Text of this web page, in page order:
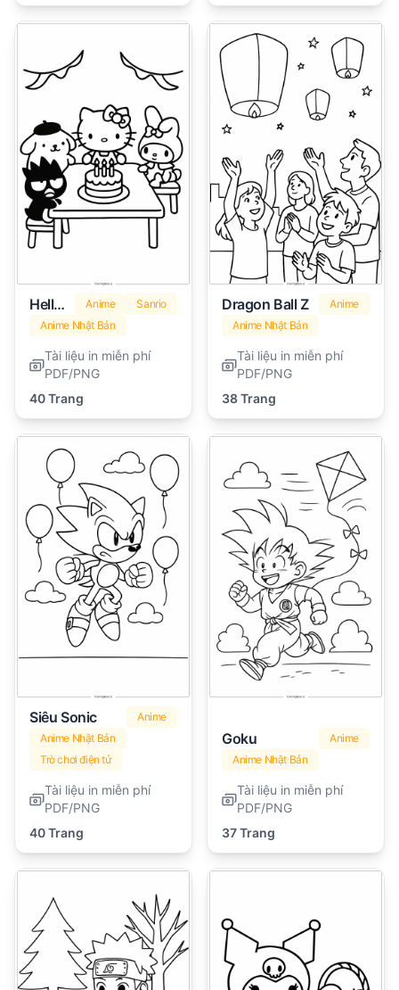
Hello Kitty Và Bạn Bè Anime
Sanrio
Anime Nhật Bản
Tài liệu in miễn phí
PDF/PNG
40 Trang
Dragon Ball Z
Anime
Anime Nhật Bản
Tài liệu in miễn phí
PDF/PNG
38 Trang
Siêu Sonic
Anime
Anime Nhật Bản
Trò chơi điện tử
Tài liệu in miễn phí
PDF/PNG
40 Trang
Goku
Anime
Anime Nhật Bản
Tài liệu in miễn phí
PDF/PNG
37 Trang